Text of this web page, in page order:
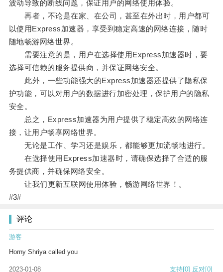
波动导致的断线问题，保证用户的网络使用体验。
再者，不论是在家、在公司，甚至在外出时，用户都可
以使用Express加速器，享受到稳定高速的网络连接，随时
随地畅游网络世界。
需要注意的是，用户在选择使用Express加速器时，要
选择可信赖的服务提供商，并保证网络安全。
此外，一些功能强大的Express加速器还提供了隐私保
护功能，可以对用户的数据进行加密处理，保护用户的隐私
安全。
总之，Express加速器为用户提供了稳定高效的网络连
接，让用户畅享网络世界。
无论是工作、学习还是娱乐，都能够更加流畅地进行。
在选择使用Express加速器时，请确保选择了合适的服
务提供商，并确保网络安全。
让我们更新互联网使用体验，畅游网络世界！。
#3#
评论
游客
Horny Shriya called you
2023-01-08 支持[0] 反对[0]